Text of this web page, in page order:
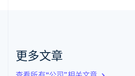
更多文章
English Italiano
拉脱维亚